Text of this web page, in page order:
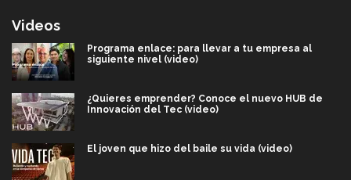
Videos
Programa enlace: para llevar a tu empresa al
siguiente nivel (video)
¿Quieres emprender? Conoce el nuevo HUB de
Innovación del Tec (video)
El joven que hizo del baile su vida (video)